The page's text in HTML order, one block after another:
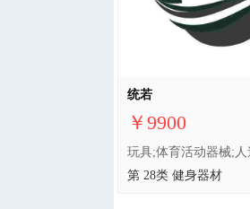
统若
￥9900
第 28类 健身器材